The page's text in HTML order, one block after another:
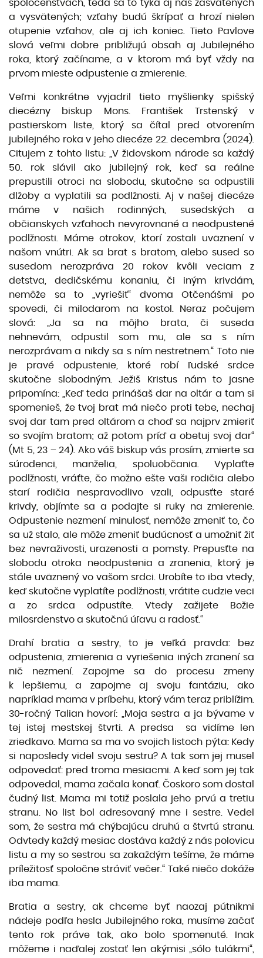
spoločenstvách, teda sa to týka aj nás zasvätených
a vysvätených; vzťahy budú škrípať a hrozí nielen
otupenie vzťahov, ale aj ich koniec. Tieto Pavlove
slová veľmi dobre približujú obsah aj Jubilejného
roka, ktorý začíname, a v ktorom má byť vždy na
prvom mieste odpustenie a zmierenie.
Veľmi konkrétne vyjadril tieto myšlienky spišský
diecézny biskup Mons. František Trstenský v
pastierskom liste, ktorý sa čítal pred otvorením
jubilejného roka v jeho diecéze 22. decembra (2024).
Citujem z tohto listu: „V židovskom národe sa každý
50. rok slávil ako jubilejný rok, keď sa reálne
prepustili otroci na slobodu, skutočne sa odpustili
dlžoby a vyplatili sa podlžnosti. Aj v našej diecéze
máme v našich rodinných, susedských a
občianskych vzťahoch nevyrovnané a neodpustené
podlžnosti. Máme otrokov, ktorí zostali uväznení v
našom vnútri. Ak sa brat s bratom, alebo sused so
susedom nerozpráva 20 rokov kvôli veciam z
detstva, dedičskému konaniu, či iným krivdám,
nemôže sa to „vyriešiť“ dvoma Otčenášmi po
spovedi, či milodarom na kostol. Neraz počujem
slová: „Ja sa na môjho brata, či suseda
nehnevám, odpustil som mu, ale sa s ním
nerozprávam a nikdy sa s ním nestretnem.“ Toto nie
je pravé odpustenie, ktoré robí ľudské srdce
skutočne slobodným. Ježiš Kristus nám to jasne
pripomína: „Keď teda prinášaš dar na oltár a tam si
spomenieš, že tvoj brat má niečo proti tebe, nechaj
svoj dar tam pred oltárom a choď sa najprv zmieriť
so svojím bratom; až potom príď a obetuj svoj dar“
(Mt 5, 23 – 24). Ako váš biskup vás prosím, zmierte sa
súrodenci, manželia, spoluobčania. Vyplaťte
podlžnosti, vráťte, čo možno ešte vaši rodičia alebo
starí rodičia nespravodlivo vzali, odpusťte staré
krivdy, objímte sa a podajte si ruky na zmierenie.
Odpustenie nezmení minulosť, nemôže zmeniť to, čo
sa už stalo, ale môže zmeniť budúcnosť a umožniť žiť
bez nevraživosti, urazenosti a pomsty. Prepusťte na
slobodu otroka neodpustenia a zranenia, ktorý je
stále uväznený vo vašom srdci. Urobíte to iba vtedy,
keď skutočne vyplatíte podlžnosti, vrátite cudzie veci
a zo srdca odpustíte. Vtedy zažijete Božie
milosrdenstvo a skutočnú úľavu a radosť.“
Drahí bratia a sestry, to je veľká pravda: bez
odpustenia, zmierenia a vyriešenia iných zranení sa
nič nezmení. Zapojme sa do procesu zmeny
k lepšiemu, a zapojme aj svoju fantáziu, ako
napríklad mama v príbehu, ktorý vám teraz priblížim.
30-ročný Talian hovorí: „Moja sestra a ja bývame v
tej istej mestskej štvrti. A predsa sa vidíme len
zriedkavo. Mama sa ma vo svojich listoch pýta: Kedy
si naposledy videl svoju sestru? A tak som jej musel
odpovedať: pred troma mesiacmi. A keď som jej tak
odpovedal, mama začala konať. Čoskoro som dostal
čudný list. Mama mi totiž poslala jeho prvú a tretiu
stranu. No list bol adresovaný mne i sestre. Vedel
som, že sestra má chýbajúcu druhú a štvrtú stranu.
Odvtedy každý mesiac dostáva každý z nás polovicu
listu a my so sestrou sa zakaždým tešíme, že máme
príležitosť spoločne stráviť večer.“ Také niečo dokáže
iba mama.
Bratia a sestry, ak chceme byť naozaj pútnikmi
nádeje podľa hesla Jubilejného roka, musíme začať
tento rok práve tak, ako bolo spomenuté. Inak
môžeme i naďalej zostať len akýmisi „sólo tulákmi“,